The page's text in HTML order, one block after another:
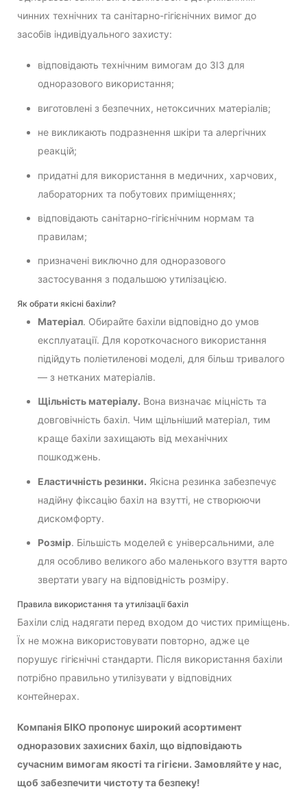
чинних технічних та санітарно-гігієнічних вимог до
засобів індивідуального захисту:
відповідають технічним вимогам до ЗІЗ для
одноразового використання;
виготовлені з безпечних, нетоксичних матеріалів;
не викликають подразнення шкіри та алергічних
реакцій;
придатні для використання в медичних, харчових,
лабораторних та побутових приміщеннях;
відповідають санітарно-гігієнічним нормам та
правилам;
призначені виключно для одноразового
застосування з подальшою утилізацією.
Як обрати якісні бахіли?
Матеріал. Обирайте бахіли відповідно до умов
експлуатації. Для короткочасного використання
підійдуть поліетиленові моделі, для більш тривалого
— з нетканих матеріалів.
Щільність матеріалу. Вона визначає міцність та
довговічність бахіл. Чим щільніший матеріал, тим
краще бахіли захищають від механічних
пошкоджень.
Еластичність резинки. Якісна резинка забезпечує
надійну фіксацію бахіл на взутті, не створюючи
дискомфорту.
Розмір. Більшість моделей є універсальними, але
для особливо великого або маленького взуття варто
звертати увагу на відповідність розміру.
Правила використання та утилізації бахіл
Бахіли слід надягати перед входом до чистих приміщень.
Їх не можна використовувати повторно, адже це
порушує гігієнічні стандарти. Після використання бахіли
потрібно правильно утилізувати у відповідних
контейнерах.
Компанія БІКО пропонує широкий асортимент
одноразових захисних бахіл, що відповідають
сучасним вимогам якості та гігієни. Замовляйте у нас,
щоб забезпечити чистоту та безпеку!